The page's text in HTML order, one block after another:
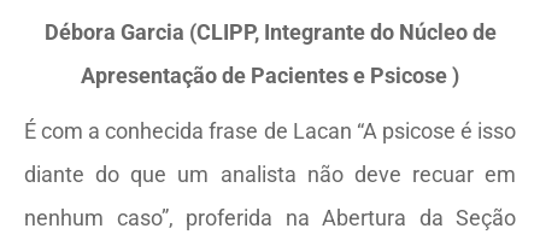
Débora Garcia (CLIPP, Integrante do Núcleo de
Apresentação de Pacientes e Psicose )
É com a conhecida frase de Lacan “A psicose é isso
diante do que um analista não deve recuar em
nenhum caso”, proferida na Abertura da Seção